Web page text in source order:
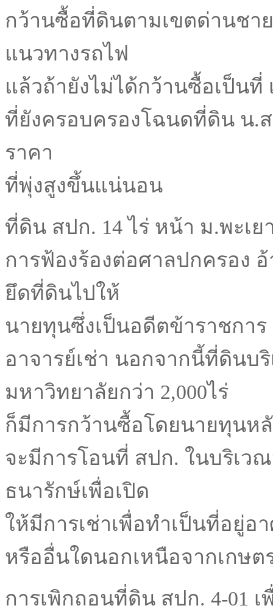
กว้านซื้อที่ดินตามเขตด่านชา
แนวทางรถไฟ
แล้วถ้ายังไม่ได้กว้านซื้อเป็นที่
ที่ยังครอบครองโฉนดที่ดิน น.ส
ราคา
ที่พุ่งสูงขึ้นแน่นอน
ที่ดิน สปก. 14 ไร่ หน้า ม.พะเ
การฟ้องร้องต่อศาลปกครอง อ้
ยึดที่ดินไปให้
นายทุนซึ่งเป็นอดีตข้าราชกา
อาจารย์เช่า นอกจากนี้ที่ดินบ
มหาวิทยาลัยกว่า 2,000ไร่
ก็มีการกว้านซื้อโดยนายทุนห
จะมีการโอนที่ สปก. ในบริเว
ธนารักษ์เพื่อเปิด
ให้มีการเช่าเพื่อทำเป็นที่อยู่อ
หรืออื่นใดนอกเหนือจากเกษต
การเพิกถอนที่ดิน สปก. 4-01 เ